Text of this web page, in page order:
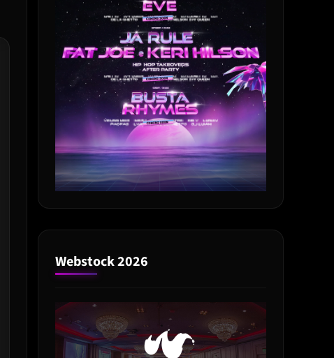
Webstock 2026